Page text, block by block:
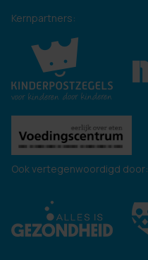
Kernpartners:
Ook vertegenwoordigd door: